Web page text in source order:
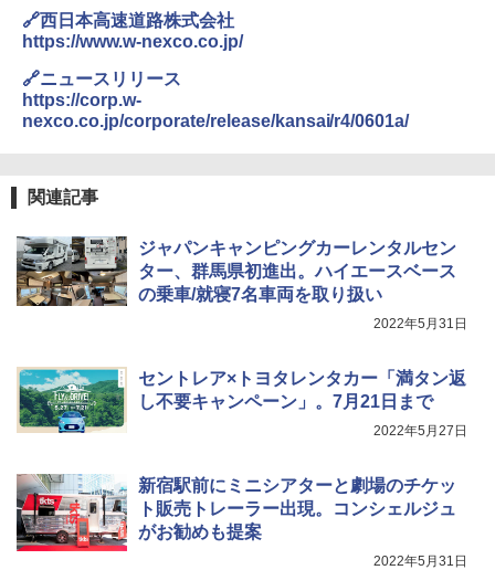
￥2,277
地球の歩き方 スター・ウォーズ
￥2,695
￥1,540
ENDLESS BASE 《めざましテレビで紹介》
テント ワンタッチ RENEW 幅200 2-3人用 43
500002(89147)
￥5,499
￥8,991
Coleman(コールマン) ツーリングドーム/LD
収納 コンパクト 簡単設営 カンガルーテント
ソロキャンプ ソロテント
￥6,459
USB充電式 高精度 超長距離照射 長時間使用
電動エアーポンプ SUP用 20PSI 電動ポンプ
ゴムボート 空気入れ 空気抜き 自動停止 過熱
保護 日光可読lcd 7種類ノズル付き
🔗西日本高速道路株式会社
https://www.w-nexco.co.jp/
🔗ニュースリリース
https://corp.w-
nexco.co.jp/corporate/release/kansai/r4/0601a/
関連記事
ジャパンキャンピングカーレンタルセン
ター、群馬県初進出。ハイエースベース
の乗車/就寝7名車両を取り扱い
2022年5月31日
セントレア×トヨタレンタカー「満タン返
し不要キャンペーン」。7月21日まで
2022年5月27日
新宿駅前にミニシアターと劇場のチケッ
ト販売トレーラー出現。コンシェルジュ
がお勧めも提案
2022年5月31日